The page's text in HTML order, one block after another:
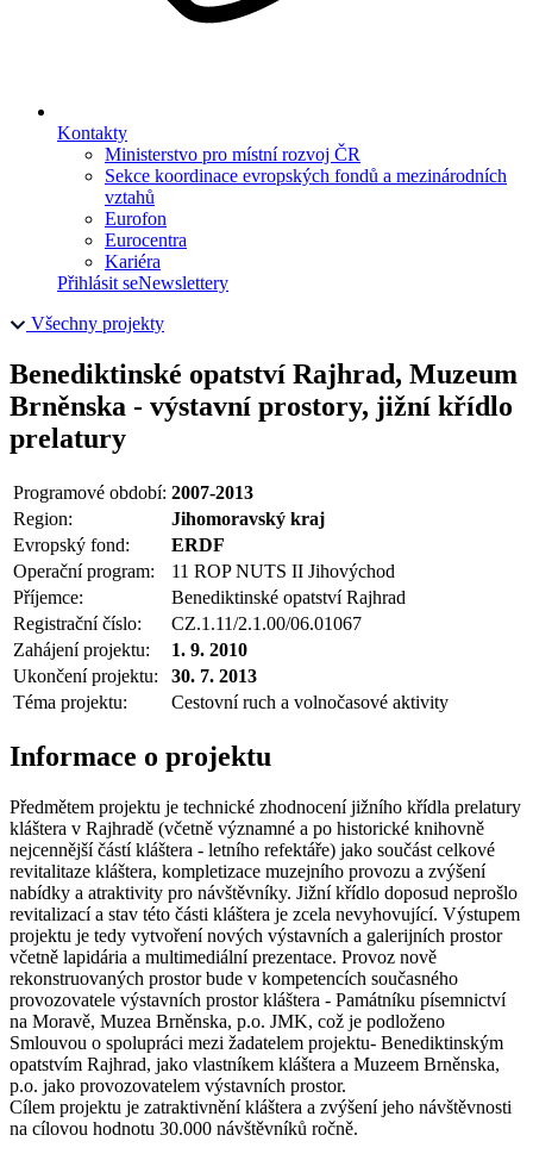
Kontakty
Ministerstvo pro místní rozvoj ČR
Sekce koordinace evropských fondů a mezinárodních
vztahů
Eurofon
Eurocentra
Kariéra
Přihlásit seNewslettery
Všechny projekty
Benediktinské opatství Rajhrad, Muzeum
Brněnska - výstavní prostory, jižní křídlo
prelatury
Programové období: 2007-2013
Region:
Jihomoravský kraj
Evropský fond:
ERDF
Operační program:
11 ROP NUTS II Jihovýchod
Příjemce:
Benediktinské opatství Rajhrad
Registrační číslo:
CZ.1.11/2.1.00/06.01067
Zahájení projektu:
1. 9. 2010
Ukončení projektu:
30. 7. 2013
Téma projektu:
Cestovní ruch a volnočasové aktivity
Informace o projektu
Předmětem projektu je technické zhodnocení jižního křídla prelatury
kláštera v Rajhradě (včetně významné a po historické knihovně
nejcennější částí kláštera - letního refektáře) jako součást celkové
revitalitaze kláštera, kompletizace muzejního provozu a zvýšení
nabídky a atraktivity pro návštěvníky. Jižní křídlo doposud neprošlo
revitalizací a stav této části kláštera je zcela nevyhovující. Výstupem
projektu je tedy vytvoření nových výstavních a galerijních prostor
včetně lapidária a multimediální prezentace. Provoz nově
rekonstruovaných prostor bude v kompetencích současného
provozovatele výstavních prostor kláštera - Památníku písemnictví
na Moravě, Muzea Brněnska, p.o. JMK, což je podloženo
Smlouvou o spolupráci mezi žadatelem projektu- Benediktinským
opatstvím Rajhrad, jako vlastníkem kláštera a Muzeem Brněnska,
p.o. jako provozovatelem výstavních prostor.
Cílem projektu je zatraktivnění kláštera a zvýšení jeho návštěvnosti
na cílovou hodnotu 30.000 návštěvníků ročně.